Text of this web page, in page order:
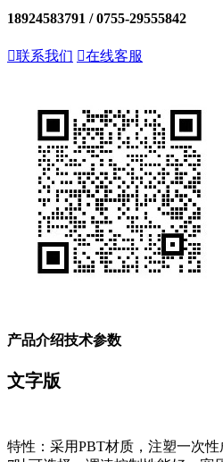
18924583791 / 0755-29555842
联系我们 在线客服
产品介绍技术参数
文字版
特性：采用PBT材质，注塑一次